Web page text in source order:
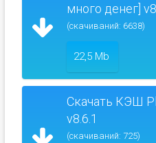
много денег]
(скачиваний: 6638)
22,5 Mb
Скачать КЭШ
v8.6.1
(скачиваний: 725)